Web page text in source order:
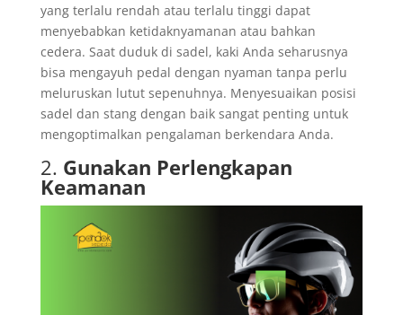
yang terlalu rendah atau terlalu tinggi dapat
menyebabkan ketidaknyamanan atau bahkan
cedera. Saat duduk di sadel, kaki Anda seharusnya
bisa mengayuh pedal dengan nyaman tanpa perlu
meluruskan lutut sepenuhnya. Menyesuaikan posisi
sadel dan stang dengan baik sangat penting untuk
mengoptimalkan pengalaman berkendara Anda.
2. Gunakan Perlengkapan
Keamanan